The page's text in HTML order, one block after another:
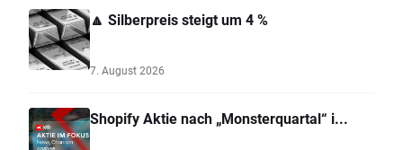
🔼 Silberpreis steigt um 4 %
7. August 2026
Shopify Aktie nach „Monsterquartal“ i...